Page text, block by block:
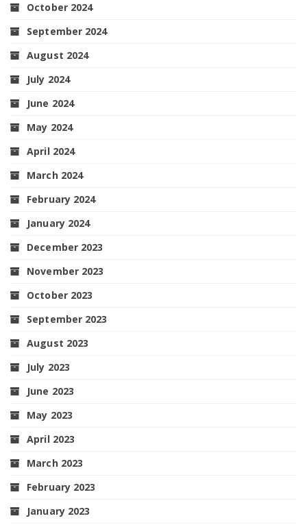
October 2024
September 2024
August 2024
July 2024
June 2024
May 2024
April 2024
March 2024
February 2024
January 2024
December 2023
November 2023
October 2023
September 2023
August 2023
July 2023
June 2023
May 2023
April 2023
March 2023
February 2023
January 2023